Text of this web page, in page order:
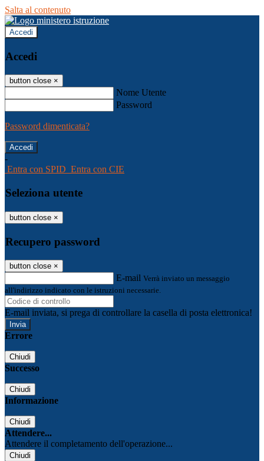
Salta al contenuto
Accedi
Accedi
button close ×
Nome Utente
Password
Password dimenticata?
-
Entra con SPID Entra con CIE
Seleziona utente
button close ×
Recupero password
button close ×
E-mail Verrà inviato un messaggio
all'indirizzo indicato con le istruzioni necessarie.
E-mail inviata, si prega di controllare la casella di posta elettronica!
Errore
Chiudi
Successo
Chiudi
Informazione
Chiudi
Attendere...
Attendere il completamento dell'operazione...
Chiudi